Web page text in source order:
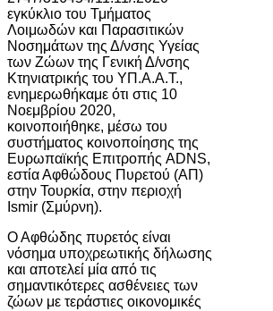
εγκύκλιο του Τμήματος
Λοιμωδών και Παρασιτικών
Νοσημάτων της Δ/νσης Υγείας
των Ζώων της Γενική Δ/νσης
Κτηνιατρικής του ΥΠ.Α.Α.Τ.,
ενημερωθήκαμε ότι στις 10
Νοεμβρίου 2020,
κοινοποιήθηκε, μέσω του
συστήματος κοινοποίησης της
Ευρωπαϊκής Επιτροπής ADNS,
εστία Αφθώδους Πυρετού (ΑΠ)
στην Τουρκία, στην περιοχή
Ismir (Σμύρνη).
Ο Αφθώδης πυρετός είναι
νόσημα υποχρεωτικής δήλωσης
και αποτελεί μία από τις
σημαντικότερες ασθένειες των
ζώων με τεράστιες οικονομικές